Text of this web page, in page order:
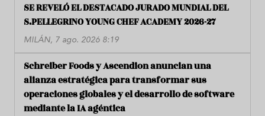
SE REVELÓ EL DESTACADO JURADO MUNDIAL DEL
S.PELLEGRINO YOUNG CHEF ACADEMY 2026-27
MILÁN, 7 ago. 2026 8:19
Schreiber Foods y Ascendion anuncian una
alianza estratégica para transformar sus
operaciones globales y el desarrollo de software
mediante la IA agéntica